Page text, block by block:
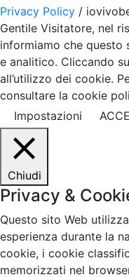
Privacy Policy /
Gentile Visitatore, nel
informiamo che
e analitico. Cliccando
all’utilizzo dei cookie.
consultare la cookie
Impostazioni
Chiudi
Privacy &
Questo sito Web
esperienza durante la
cookie, i cookie
memorizzati nel